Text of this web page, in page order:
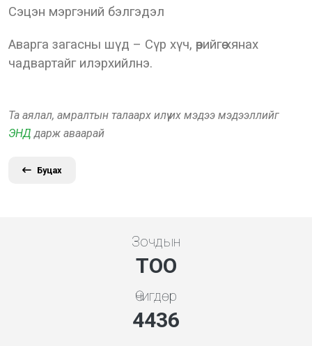
Сэцэн мэргэний бэлгэдэл
Аварга загасны шүд – Сүр хүч, өөрийгөө хянах
чадвартайг илэрхийлнэ.
Та аялал, амралтын талаарх илүү их мэдээ мэдээллийг
ЭНД дарж аваарай
Буцах
Зочдын
ТОО
Өчигдөр
5119